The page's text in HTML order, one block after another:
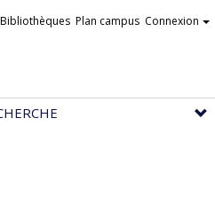
Bibliothèques Plan campus Connexion